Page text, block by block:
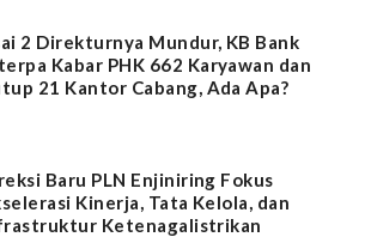
2 Direkturnya Mundur, KB Bank
Kabar PHK 662 Karyawan dan
21 Kantor Cabang, Ada Apa?
Baru PLN Enjiniring Fokus
Kinerja, Tata Kelola, dan
Ketenagalistrikan